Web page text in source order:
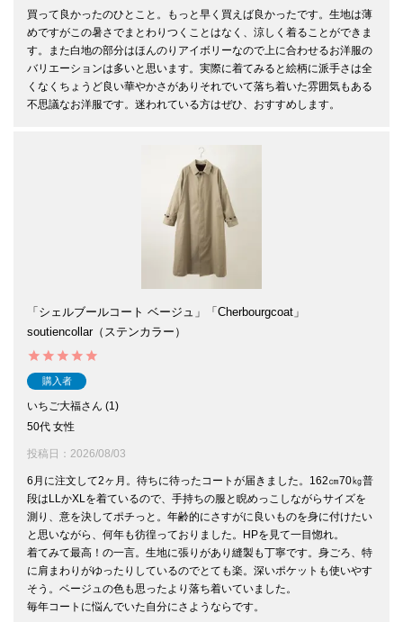
買って良かったのひとこと。もっと早く買えば良かったです。生地は薄
めですがこの暑さでまとわりつくことはなく、涼しく着ることができま
す。また白地の部分はほんのりアイボリーなので上に合わせるお洋服の
バリエーションは多いと思います。実際に着てみると絵柄に派手さは全
くなくちょうど良い華やかさがありそれでいて落ち着いた雰囲気もある
不思議なお洋服です。迷われている方はぜひ、おすすめします。
「シェルブールコート ベージュ」「Cherbourgcoat」
soutiencollar（ステンカラー）
購入者
いちご大福
1
50代 女性
投稿日 2026/08/03
6月に注文して2ヶ月。待ちに待ったコートが届きました。162㎝70㎏普
段はLLかXLを着ているので、手持ちの服と睨めっこしながらサイズを
測り、意を決してポチっと。年齢的にさすがに良いものを身に付けたい
と思いながら、何年も彷徨っておりました。HPを見て一目惚れ。
着てみて最高！の一言。生地に張りがあり縫製も丁寧です。身ごろ、特
に肩まわりがゆったりしているのでとても楽。深いポケットも使いやす
そう。ベージュの色も思ったより落ち着いていました。
毎年コートに悩んでいた自分にさようならです。